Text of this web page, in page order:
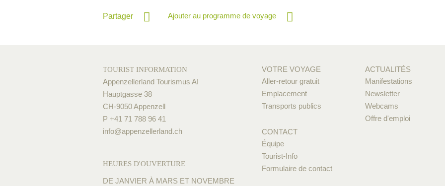
Partager Ajouter au programme de voyage
TOURIST INFORMATION
Appenzellerland Tourismus AI
Hauptgasse 38
CH-9050 Appenzell
P +41 71 788 96 41
info@appenzellerland.ch
HEURES D'OUVERTURE
DE JANVIER À MARS ET NOVEMBRE
VOTRE VOYAGE
Aller-retour gratuit
Emplacement
Transports publics
CONTACT
Équipe
Tourist-Info
Formulaire de contact
ACTUALITÉS
Manifestations
Newsletter
Webcams
Offre d'emploi